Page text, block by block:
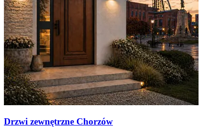
Drzwi zewnętrzne Chorzów